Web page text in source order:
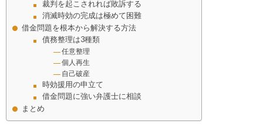
裁判を起こされれば敗訴する
消滅時効の完成は極めて困難
借金問題を根本から解決する方法
債務整理は3種類
任意整理
個人再生
自己破産
時効援用の申立て
借金問題に強い弁護士に相談
まとめ